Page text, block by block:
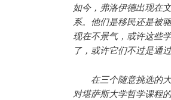
如今，弗洛伊德出现在
系。他们是移民还是被
现在不景气，或许这些
了，或许它们不过是通
在三个随意挑选的大
对堪萨斯大学哲学课程